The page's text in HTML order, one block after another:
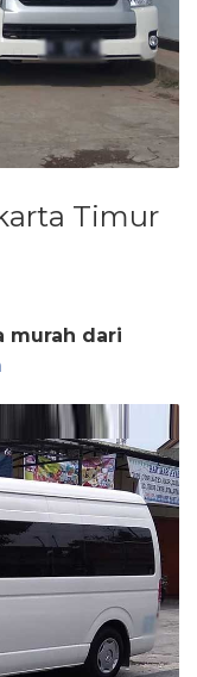
Timur
murah dari